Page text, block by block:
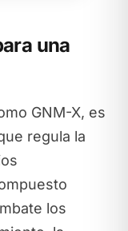
una
GNM-X, es
regula la
los